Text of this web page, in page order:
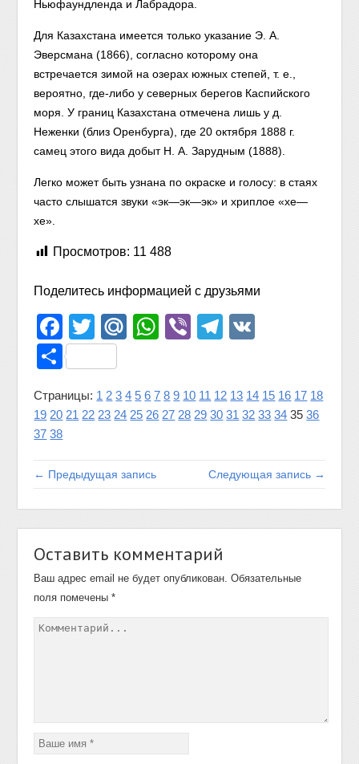
Ньюфаундленда и Лабрадора.
Для Казахстана имеется только указание Э. А.
Эверсмана (1866), согласно которому она
встречается зимой на озерах южных степей, т. е.,
вероятно, где-либо у северных берегов Каспийского
моря. У границ Казахстана отмечена лишь у д.
Неженки (близ Оренбурга), где 20 октября 1888 г.
самец этого вида добыт Н. А. Зарудным (1888).
Легко может быть узнана по окраске и голосу: в стаях
часто слышатся звуки «эк—эк—эк» и хриплое «хе—
хе».
Просмотров: 11 488
Поделитесь информацией с друзьями
Facebook
TwitterMail.Ru
WhatsApp
ViberTelegram
Отправить
Страницы: 1 2 3 4 5 6 7 8 9 10 11 12 13 14 15 16 17 18
19 20 21 22 23 24 25 26 27 28 29 30 31 32 33 34 35 36
37 38
← Предыдущая запись Следующая запись →
Оставить комментарий
Ваш адрес email не будет опубликован. Обязательные
поля помечены*